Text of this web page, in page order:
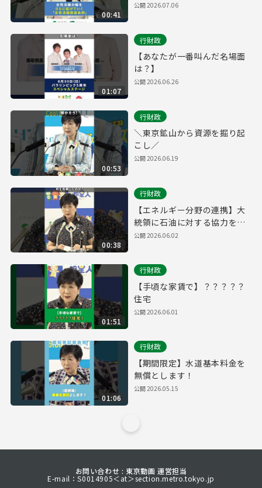
00:41
公開2026.07.06
01:07
行財政
【あなたが一番叫んだ名場面
は？】
公開2026.06.26
00:53
行財政
＼東京鉱山から資源を掘り起
こし／
公開2026.06.19
00:38
行財政
【エネルギー分野の連携】大
統領に石油に対する協力を依
頼
公開2026.06.02
01:51
行財政
【手頃な家賃で】？？？？？
住宅
公開2026.06.01
01:06
行財政
【期間限定】水道基本料金を
無償とします！
公開2026.05.15
お問い合わせ : 東京動画 運営担当
E-mail：S0014905＜at＞section.metro.tokyo.jp